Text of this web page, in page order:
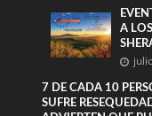
A
7 DE CADA 10
SUFRE